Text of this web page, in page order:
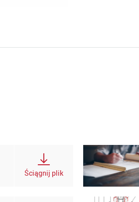
Ściągnij plik